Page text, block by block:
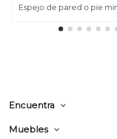
Espejo de pared o pie
Encuentra
Muebles